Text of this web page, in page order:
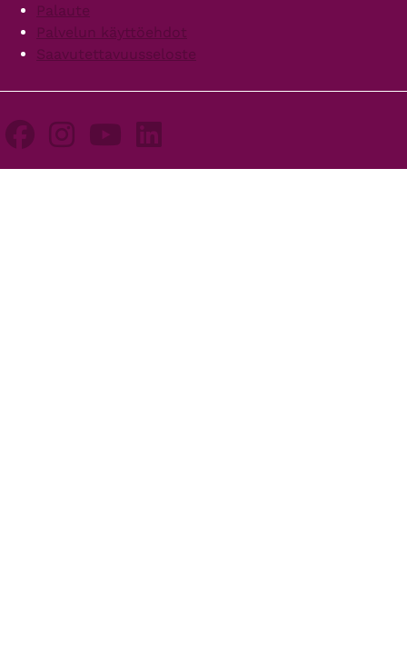
Palaute
Palvelun käyttöehdot
Saavutettavuusseloste